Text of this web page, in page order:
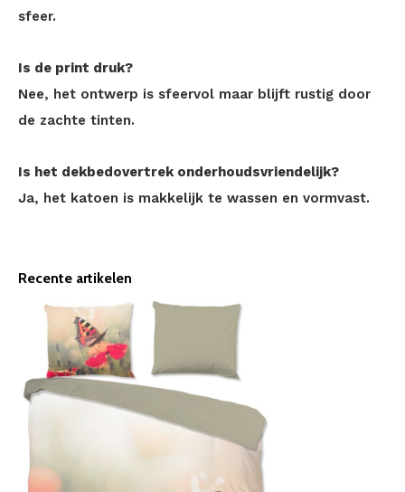
sfeer.
Is de print druk?
Nee, het ontwerp is sfeervol maar blijft rustig door
de zachte tinten.
Is het dekbedovertrek onderhoudsvriendelijk?
Ja, het katoen is makkelijk te wassen en vormvast.
Recente artikelen